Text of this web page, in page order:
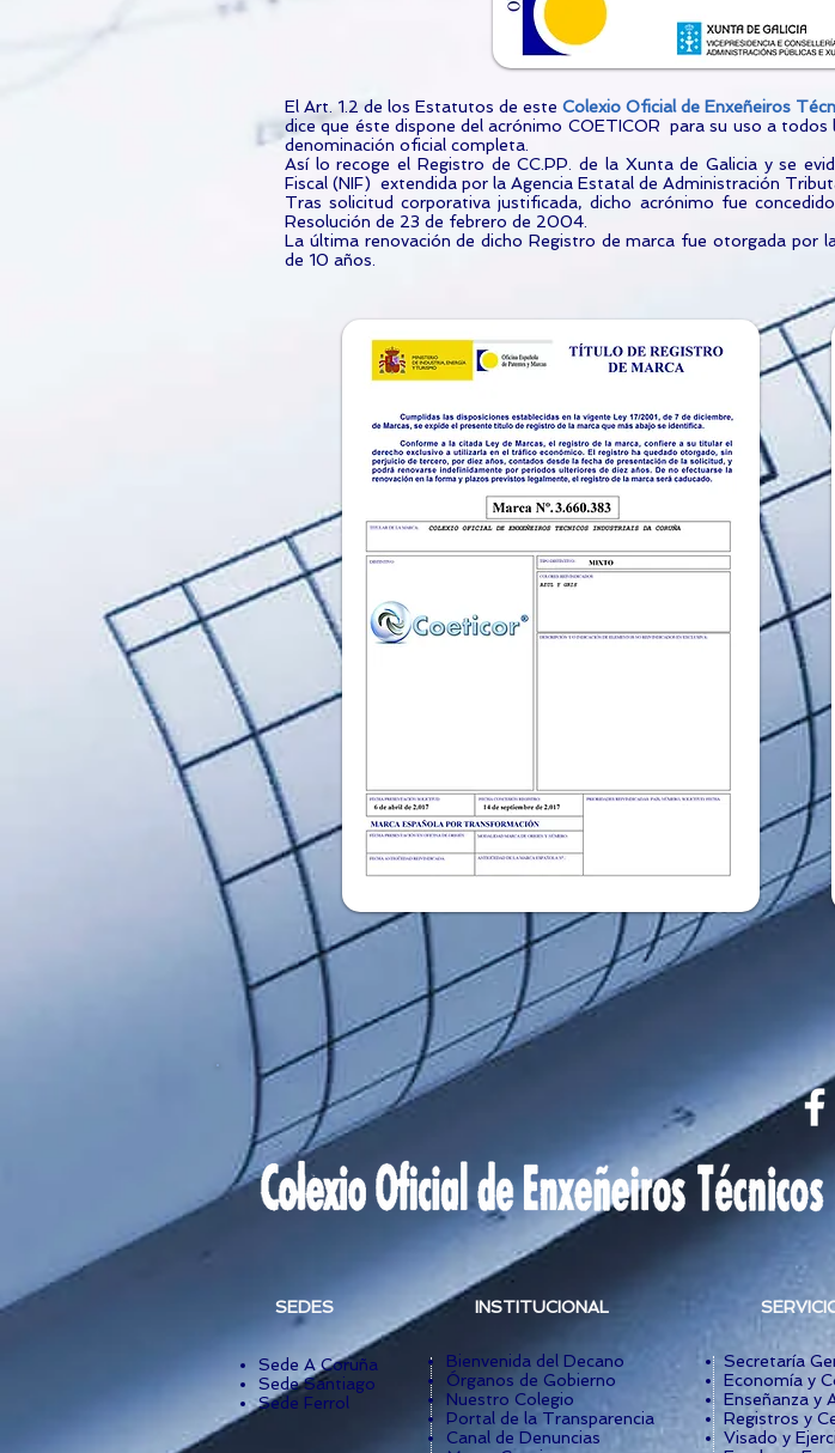
El Art. 1.2 de los Estatutos de este Colexio Oficial de Enxeñeiros
dice que éste dispone del acrónimo COETICOR para su uso a
denominación oficial completa.
Así lo recoge el Registro de CC.PP. de la Xunta de Galicia y se
Fiscal (NIF) extendida por la Agencia Estatal de Administración
Tras solicitud corporativa justificada, dicho acrónimo fue
Resolución de 23 de febrero de 2004.
La última renovación de dicho Registro de marca fue otorgada por
de 10 años.
SEDES INSTITUCIONAL
Sede A Coruña
Sede Santiago
Sede Ferrol
Bienvenida del Decano
Órganos de Gobierno
Nuestro Colegio
Portal de la Transparencia
Canal de Denuncias
Secretaría
Economía y
Enseñanza y
Registros y
Visado y